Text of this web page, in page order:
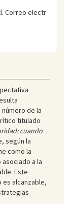
Correo electr
de la
titulado
cuando
según la
como la
a la
Este
alcanzable,